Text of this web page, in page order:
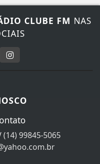
CLUBE FMNAS
(14) 99845-5065